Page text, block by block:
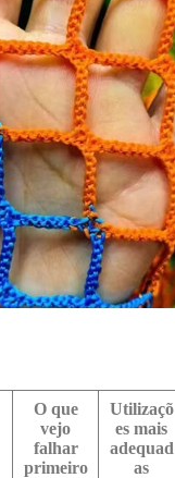
O que
vejo
falhar
primeiro
Utilizaçõ
es mais
adequad
as